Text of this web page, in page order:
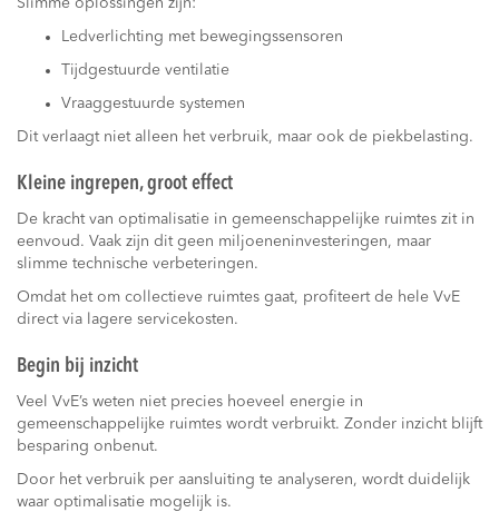
Slimme oplossingen zijn:
Ledverlichting met bewegingssensoren
Tijdgestuurde ventilatie
Vraaggestuurde systemen
Dit verlaagt niet alleen het verbruik, maar ook de piekbelasting.
Kleine ingrepen, groot effect
De kracht van optimalisatie in gemeenschappelijke ruimtes zit in
eenvoud. Vaak zijn dit geen miljoeneninvesteringen, maar
slimme technische verbeteringen.
Omdat het om collectieve ruimtes gaat, profiteert de hele VvE
direct via lagere servicekosten.
Begin bij inzicht
Veel VvE’s weten niet precies hoeveel energie in
gemeenschappelijke ruimtes wordt verbruikt. Zonder inzicht blijft
besparing onbenut.
Door het verbruik per aansluiting te analyseren, wordt duidelijk
waar optimalisatie mogelijk is.